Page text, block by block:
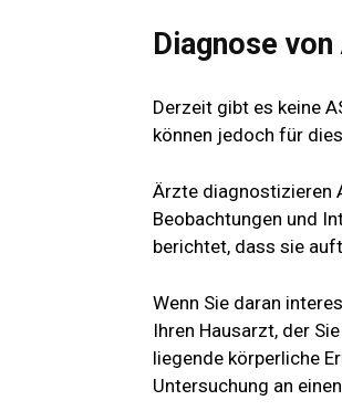
Diagnose
Derzeit gibt es keine
können jedoch für
Ärzte diagnostizieren
Beobachtungen und
berichtet, dass sie
Wenn Sie daran
Ihren Hausarzt, der
liegende körperliche
Untersuchung an